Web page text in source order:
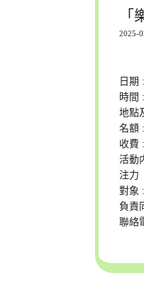
2025-
日期
時間
地點
名額
收費
活動
注力
對象
負責
聯絡